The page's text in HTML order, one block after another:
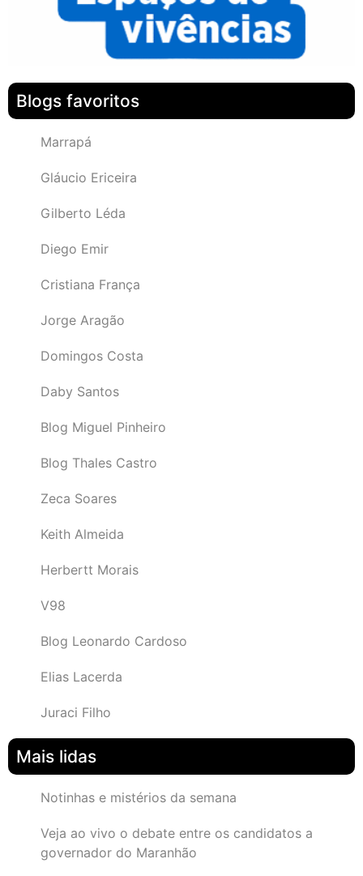
Blogs favoritos
Marrapá
Gláucio Ericeira
Gilberto Léda
Diego Emir
Cristiana França
Jorge Aragão
Domingos Costa
Daby Santos
Blog Miguel Pinheiro
Blog Thales Castro
Zeca Soares
Keith Almeida
Herbertt Morais
V98
Blog Leonardo Cardoso
Elias Lacerda
Juraci Filho
Mais lidas
Notinhas e mistérios da semana
Veja ao vivo o debate entre os candidatos a
governador do Maranhão